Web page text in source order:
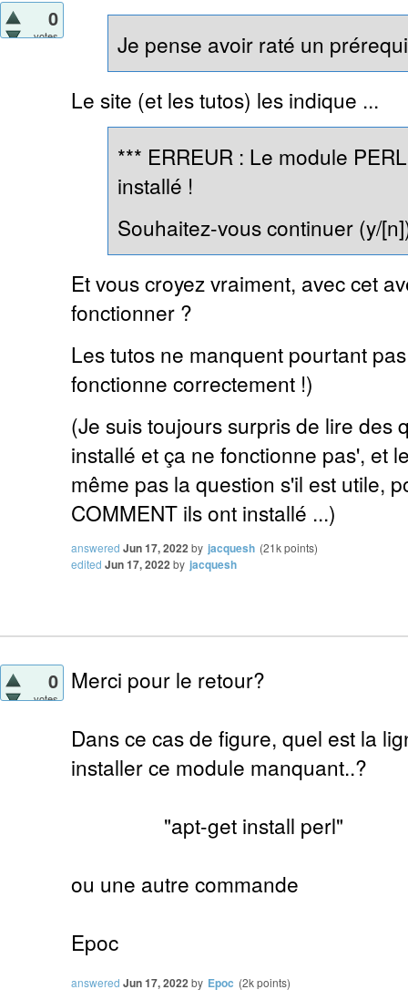
0
votes
Je pense avoir raté un
Le site (et les tutos) les indique ...
*** ERREUR : Le module
installé !
Souhaitez-vous continuer (y/
Et vous croyez vraiment, avec cet
fonctionner ?
Les tutos ne manquent pourtant
fonctionne correctement !)
(Je suis toujours surpris de lire des
installé et ça ne fonctionne pas', et
même pas la question s'il est utile,
COMMENT ils ont installé ...)
answered Jun 17, 2022by jacquesh (21kpoints)
edited Jun 17, 2022by jacquesh
0
votes
Merci pour le retour?
Dans ce cas de figure, quel est la
installer ce module manquant..?
"apt-get install perl"
ou une autre commande
Epoc
answered Jun 17, 2022 by Epoc (2kpoints)